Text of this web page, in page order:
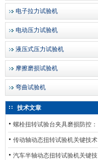
电子拉力试验机
电动压力试验机
液压式压力试验机
摩擦磨损试验机
弯曲试验机
技术文章
螺栓扭转试验台夹具磨损防控：
材质选型与表面处理的耐用性优
化
传动轴动态扭转试验机关键技术
及产业落地应用
汽车半轴动态扭转试验机关键技